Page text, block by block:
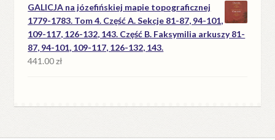
GALICJA na józefińskiej mapie topograficznej
1779-1783. Tom 4. Część A. Sekcje 81-87, 94-101,
109-117, 126-132, 143. Część B. Faksymilia arkuszy 81-
87, 94-101, 109-117, 126-132, 143.
441.00zł